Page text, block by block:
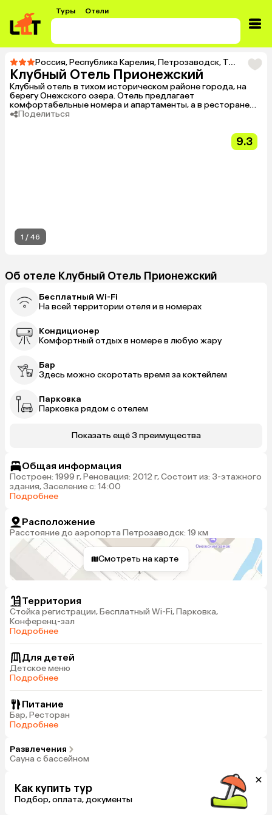
Туры Отели
Россия,Республика Карелия,Петрозаводск, Тур в Клубный Отель Прионежский
Клубный Отель Прионежский
Клубный отель в тихом историческом районе города, на
берегу Онежского озера. Отель предлагает
комфортабельные номера и апартаменты, а в ресторане
подают блюда европейской кухни.
Поделиться
9.3
1 / 46
Об отеле Клубный Отель Прионежский
Бесплатный Wi-Fi
На всей территории отеля и в номерах
Кондиционер
Комфортный отдых в номере в любую жару
Бар
Здесь можно скоротать время за коктейлем
Парковка
Парковка рядом с отелем
Показать ещё 3 преимущества
Общая информация
Построен: 1999 г, Реновация: 2012 г, Состоит из: 3-этажного
здания, Заселение с: 14:00
Подробнее
Расположение
Расстояние до аэропорта Петрозаводск: 19 км
Смотреть на карте
Территория
Стойка регистрации, Бесплатный Wi-Fi, Парковка,
Конференц-зал
Подробнее
Для детей
Детское меню
Подробнее
Питание
Бар, Ресторан
Подробнее
Развлечения
Сауна с бассейном
Как купить тур
Подбор, оплата, документы